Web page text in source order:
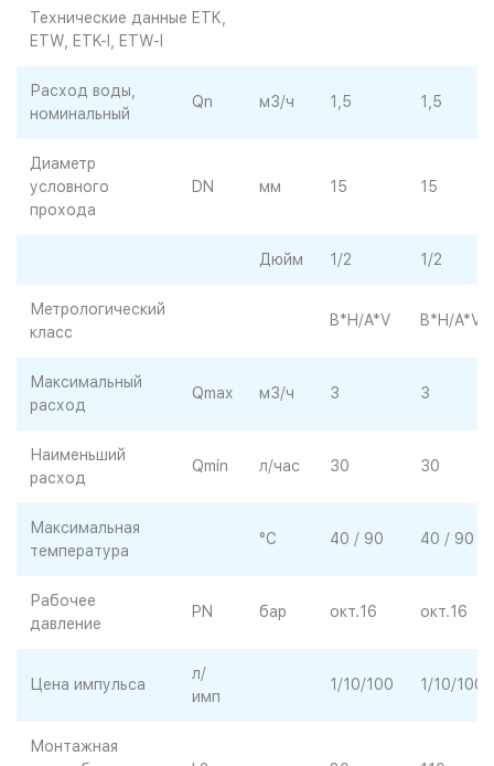
Технические данные ETK,
ETW, ETK-I, ETW-I
Расход воды,
номинальный
Qn м3/ч 1,5 1,5
Диаметр
условного
прохода
DN мм 15 15
Дюйм 1/2 1/2
Метрологический
класс
B*H/A*V B*H/A*V
Максимальный
расход
Qmax м3/ч 3 3
Наименьший
расход
Qmin л/час 30 30
Максимальная
температура
°C 40 / 90 40 / 90
Рабочее
давление
PN бар окт.16 окт.16
Цена импульса
л/
имп
1/10/100 1/10/100
Монтажная